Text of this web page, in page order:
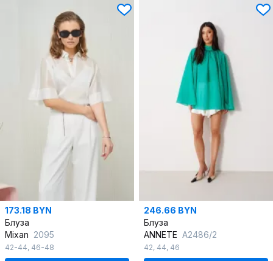
173.18 BYN
Блуза
Mixan 2095
42-44, 46-48
246.66 BYN
Блуза
ANNETE A2486/2
42, 44, 46